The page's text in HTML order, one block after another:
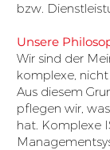
bzw.
Unsere
​Wir sind der
komplexe,
Aus diesem
pflegen wir,
hat. Komplexe